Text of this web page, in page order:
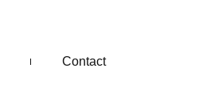
Contact